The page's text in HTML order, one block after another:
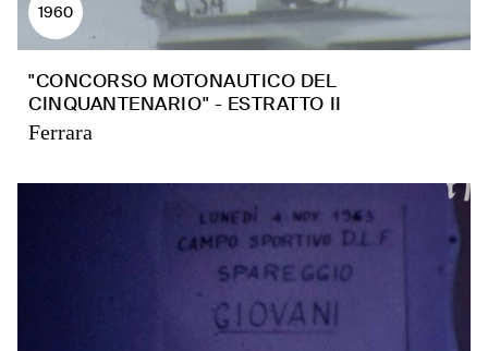
1960
"CONCORSO MOTONAUTICO DEL
CINQUANTENARIO" - ESTRATTO II
Ferrara